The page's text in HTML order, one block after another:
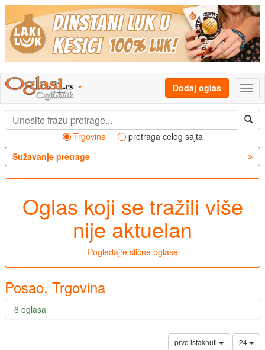
Dodaj oglas
Trgovina
pretraga celog sajta
Sužavanje pretrage
Oglas koji se tražili više
nije aktuelan
Pogledajte slične oglase
Posao, Trgovina
6 oglasa
prvo istaknuti 24